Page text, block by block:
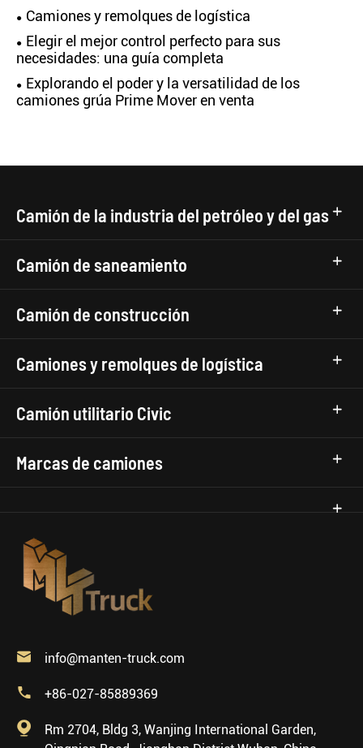
Camiones y remolques de logística
Elegir el mejor control perfecto para sus
necesidades: una guía completa
Explorando el poder y la versatilidad de los
camiones grúa Prime Mover en venta
Camión de la industria del petróleo y del gas
Camión de saneamiento
Camión de construcción
Camiones y remolques de logística
Camión utilitario Civic
Marcas de camiones
 info@manten-truck.com
 +86-027-85889369

Rm 2704, Bldg 3, Wanjing International Garden,